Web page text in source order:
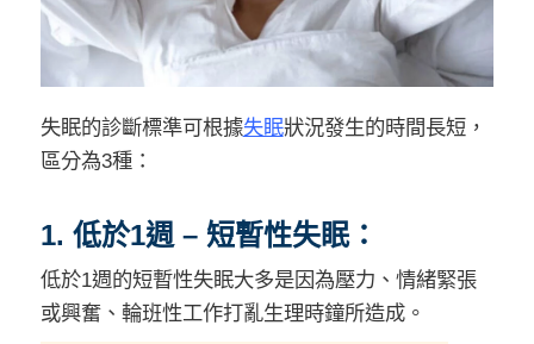
失眠的診斷標準可根據失眠狀況發生的時間長短，
區分為3種：
1. 低於1週 – 短暫性失眠：
低於1週的短暫性失眠大多是因為壓力、情緒緊張
或興奮、輪班性工作打亂生理時鐘所造成。